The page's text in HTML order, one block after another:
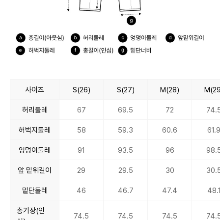
사이즈 S(26) S(27) M(28)
허리둘레 67 69.5 72
허벅지둘레 58 59.3 60.6
엉덩이둘레 91 93.5 96
앞 밑위길이 29 29.5 30
밑단둘레 46 46.7 47.4
총기장(인
74.5 74.5 74.5